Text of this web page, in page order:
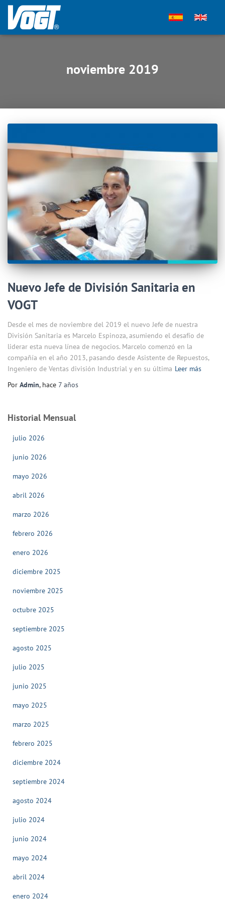
noviembre 2019
Nuevo Jefe de División Sanitaria en
VOGT
Desde el mes de noviembre del 2019 el nuevo Jefe de nuestra
División Sanitaria es Marcelo Espinoza, asumiendo el desafío de
liderar esta nueva línea de negocios. Marcelo comenzó en la
compañía en el año 2013, pasando desde Asistente de Repuestos,
Ingeniero de Ventas división Industrial y en su última Leer más
Por Admin, hace 7 años
Historial Mensual
julio 2026
junio 2026
mayo 2026
abril 2026
marzo 2026
febrero 2026
enero 2026
diciembre 2025
noviembre 2025
octubre 2025
septiembre 2025
agosto 2025
julio 2025
junio 2025
mayo 2025
marzo 2025
febrero 2025
diciembre 2024
septiembre 2024
agosto 2024
julio 2024
junio 2024
mayo 2024
abril 2024
enero 2024